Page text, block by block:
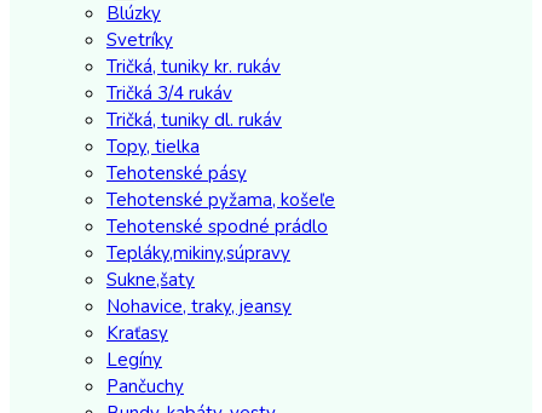
Blúzky
Svetríky
Tričká, tuniky kr. rukáv
Tričká 3/4 rukáv
Tričká, tuniky dl. rukáv
Topy, tielka
Tehotenské pásy
Tehotenské pyžama, košeľe
Tehotenské spodné prádlo
Tepláky,mikiny,súpravy
Sukne,šaty
Nohavice, traky, jeansy
Kraťasy
Legíny
Pančuchy